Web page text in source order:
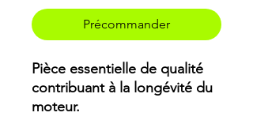
Précommander
Pièce essentielle de qualité
contribuant à la longévité du
moteur.